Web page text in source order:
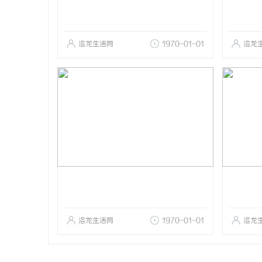
洛龙生活网 1970-01-01 洛龙
洛龙生活网 1970-01-01 洛龙